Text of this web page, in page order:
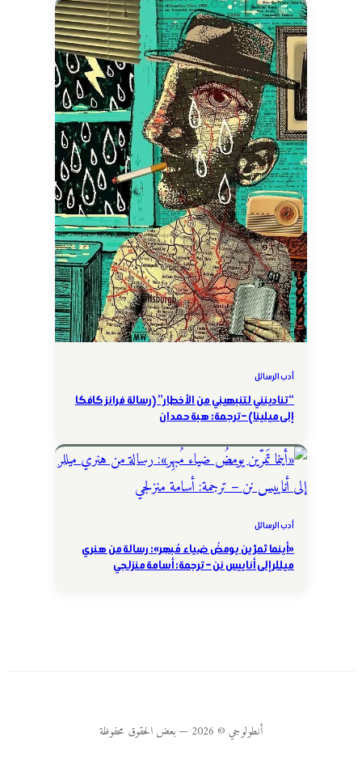
أدب الرسائل
“تنادينني لتنبهيني من الأخطار” (رسالة فرانز كافكا
إلى ميلينا) – ترجمة: هبة حمدان
أدب الرسائل
«أينما تَمرّين يومضُ ضياء مُبهِر»: رسالة من هنري
ميللر إلى أناييس نن – ترجمة: أسامة منزلجي
أنطولوجي © 2026 — بعض الحقوق محفوظة